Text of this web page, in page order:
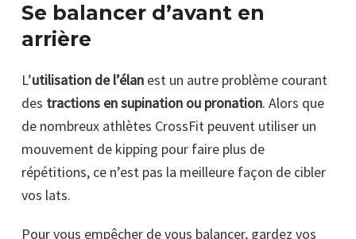
Se balancer d’avant en
arrière
L’utilisation de l’élan est un autre problème courant
des tractions en supination ou pronation. Alors que
de nombreux athlètes CrossFit peuvent utiliser un
mouvement de kipping pour faire plus de
répétitions, ce n’est pas la meilleure façon de cibler
vos lats.
Pour vous empêcher de vous balancer, gardez vos